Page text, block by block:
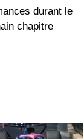
durant le
chapitre